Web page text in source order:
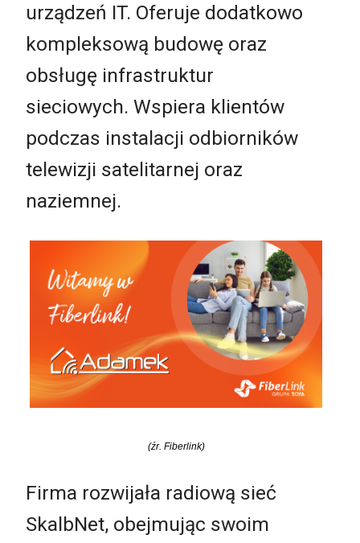
urządzeń IT. Oferuje dodatkowo
kompleksową budowę oraz
obsługę infrastruktur
sieciowych. Wspiera klientów
podczas instalacji odbiorników
telewizji satelitarnej oraz
naziemnej.
(źr. Fiberlink)
Firma rozwijała radiową sieć
SkalbNet, obejmując swoim